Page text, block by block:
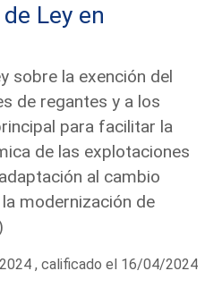
Ley en
sobre la exención del
de regantes y a los
para facilitar la
de las explotaciones
al cambio
modernización de
, calificado el 16/04/2024